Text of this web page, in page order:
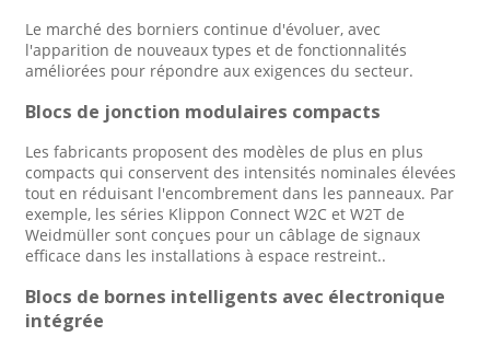
Le marché des borniers continue d'évoluer, avec
l'apparition de nouveaux types et de fonctionnalités
améliorées pour répondre aux exigences du secteur.
Blocs de jonction modulaires compacts
Les fabricants proposent des modèles de plus en plus
compacts qui conservent des intensités nominales élevées
tout en réduisant l'encombrement dans les panneaux. Par
exemple, les séries Klippon Connect W2C et W2T de
Weidmüller sont conçues pour un câblage de signaux
efficace dans les installations à espace restreint..
Blocs de bornes intelligents avec électronique
intégrée